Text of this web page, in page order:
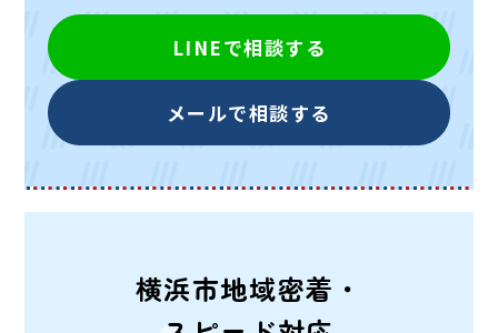
LINEで相談する
メールで相談する
横浜市地域密着・